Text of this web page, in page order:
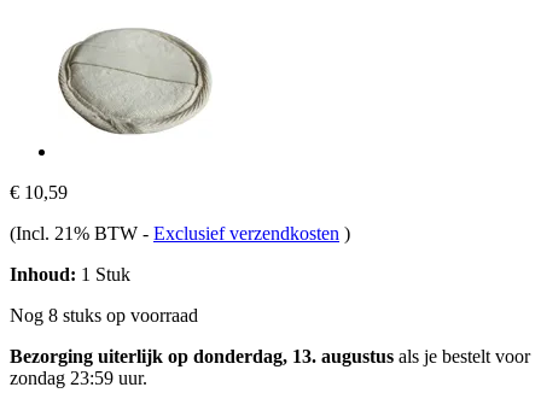
€ 10,59
(Incl. 21% BTW - Exclusief verzendkosten )
Inhoud: 1 Stuk
Nog 8 stuks op voorraad
Bezorging uiterlijk op donderdag, 13. augustus als je bestelt voor
zondag 23:59 uur.